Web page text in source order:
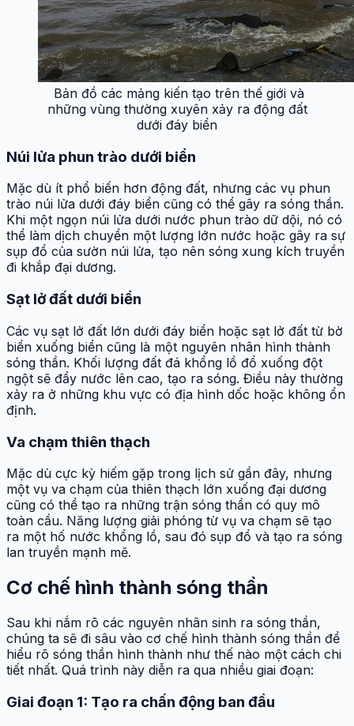
Bản đồ các mảng kiến tạo trên thế giới và
những vùng thường xuyên xảy ra động đất
dưới đáy biển
Núi lửa phun trào dưới biển
Mặc dù ít phổ biến hơn động đất, nhưng các vụ phun
trào núi lửa dưới đáy biển cũng có thể gây ra sóng thần.
Khi một ngọn núi lửa dưới nước phun trào dữ dội, nó có
thể làm dịch chuyển một lượng lớn nước hoặc gây ra sự
sụp đổ của sườn núi lửa, tạo nên sóng xung kích truyền
đi khắp đại dương.
Sạt lở đất dưới biển
Các vụ sạt lở đất lớn dưới đáy biển hoặc sạt lở đất từ bờ
biển xuống biển cũng là một nguyên nhân hình thành
sóng thần. Khối lượng đất đá khổng lồ đổ xuống đột
ngột sẽ đẩy nước lên cao, tạo ra sóng. Điều này thường
xảy ra ở những khu vực có địa hình dốc hoặc không ổn
định.
Va chạm thiên thạch
Mặc dù cực kỳ hiếm gặp trong lịch sử gần đây, nhưng
một vụ va chạm của thiên thạch lớn xuống đại dương
cũng có thể tạo ra những trận sóng thần có quy mô
toàn cầu. Năng lượng giải phóng từ vụ va chạm sẽ tạo
ra một hố nước khổng lồ, sau đó sụp đổ và tạo ra sóng
lan truyền mạnh mẽ.
Cơ chế hình thành sóng thần
Sau khi nắm rõ các nguyên nhân sinh ra sóng thần,
chúng ta sẽ đi sâu vào cơ chế hình thành sóng thần để
hiểu rõ sóng thần hình thành như thế nào một cách chi
tiết nhất. Quá trình này diễn ra qua nhiều giai đoạn:
Giai đoạn 1: Tạo ra chấn động ban đầu